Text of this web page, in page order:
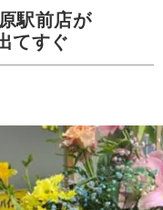
駅前店が
てすぐ